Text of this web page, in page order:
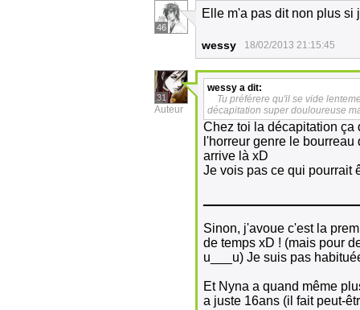
46
Elle m'a pas dit non plus si
wessy 18/02/2013 21:15:45
31
Auteur
wessy a dit:
Tu préférere qu'il se vide
décapitation super douloureuse
Chez toi la décapitation
l'horreur genre le
arrive là xD
Je vois pas ce qui pourrait
Sinon, j'avoue c'est la
de temps xD ! (mais pour
u___u) Je suis pas
Et Nyna a quand même
a juste 16ans (il fait peut-